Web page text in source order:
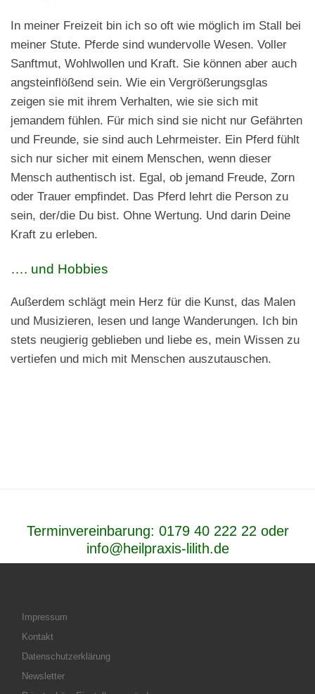
In meiner Freizeit bin ich so oft wie möglich im Stall bei
meiner Stute. Pferde sind wundervolle Wesen. Voller
Sanftmut, Wohlwollen und Kraft. Sie können aber auch
angsteinflößend sein. Wie ein Vergrößerungsglas
zeigen sie mit ihrem Verhalten, wie sie sich mit
jemandem fühlen. Für mich sind sie nicht nur Gefährten
und Freunde, sie sind auch Lehrmeister. Ein Pferd fühlt
sich nur sicher mit einem Menschen, wenn dieser
Mensch authentisch ist. Egal, ob jemand Freude, Zorn
oder Trauer empfindet. Das Pferd lehrt die Person zu
sein, der/die Du bist. Ohne Wertung. Und darin Deine
Kraft zu erleben.
…. und Hobbies
Außerdem schlägt mein Herz für die Kunst, das Malen
und Musizieren, lesen und lange Wanderungen. Ich bin
stets neugierig geblieben und liebe es, mein Wissen zu
vertiefen und mich mit Menschen auszutauschen.
Terminvereinbarung: 0179 40 222 22 oder
info@heilpraxis-lilith.de
Impressum
Kontakt
Datenschutzerklärung
Newsletter